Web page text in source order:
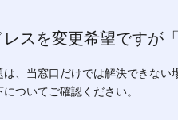
スを変更希望ですが
は、当窓口だけでは解決できない
ついてご確認ください。